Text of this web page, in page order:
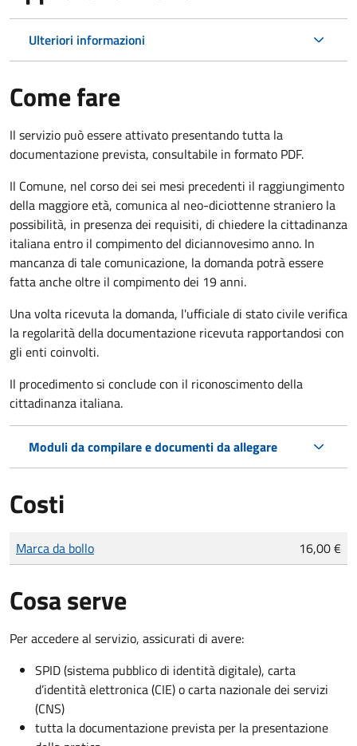
Ulteriori informazioni
Come fare
Il servizio può essere attivato presentando tutta la
documentazione prevista, consultabile in formato PDF.
Il Comune, nel corso dei sei mesi precedenti il raggiungimento
della maggiore età, comunica al neo-diciottenne straniero la
possibilità, in presenza dei requisiti, di chiedere la cittadinanza
italiana entro il compimento del diciannovesimo anno. In
mancanza di tale comunicazione, la domanda potrà essere
fatta anche oltre il compimento dei 19 anni.
Una volta ricevuta la domanda, l'ufficiale di stato civile verifica
la regolarità della documentazione ricevuta rapportandosi con
gli enti coinvolti.
Il procedimento si conclude con il riconoscimento della
cittadinanza italiana.
Moduli da compilare e documenti da allegare
Costi
Tipo di pagamento
Importo
Marca da bollo 16,00 €
Cosa serve
Per accedere al servizio, assicurati di avere:
SPID (sistema pubblico di identità digitale), carta
d’identità elettronica (CIE) o carta nazionale dei servizi
(CNS)
tutta la documentazione prevista per la presentazione